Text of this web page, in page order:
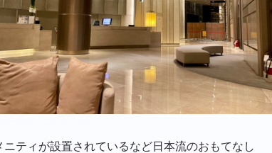
ティが設置されているなど日本流のおもてなし